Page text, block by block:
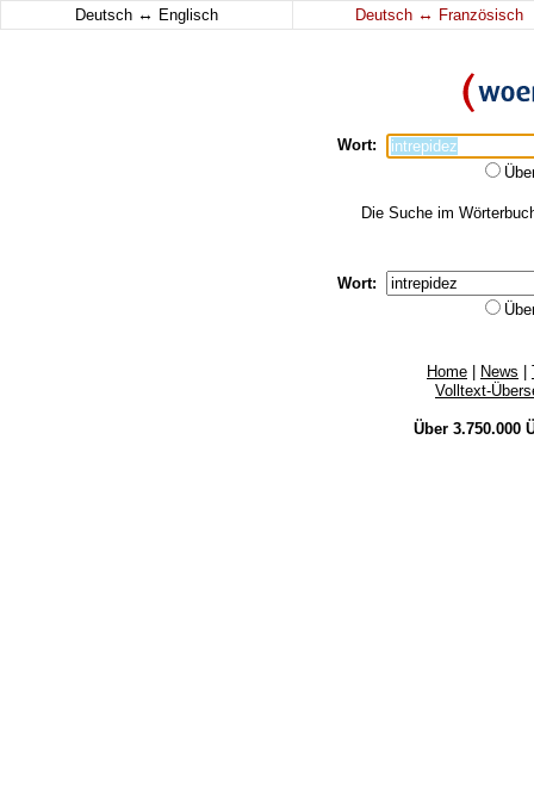
Deutsch ↔ Englisch Deutsch ↔ Französisch
Wort:
Die Suche im
Wort:
Home News
Volltext-
Über 3.750.000